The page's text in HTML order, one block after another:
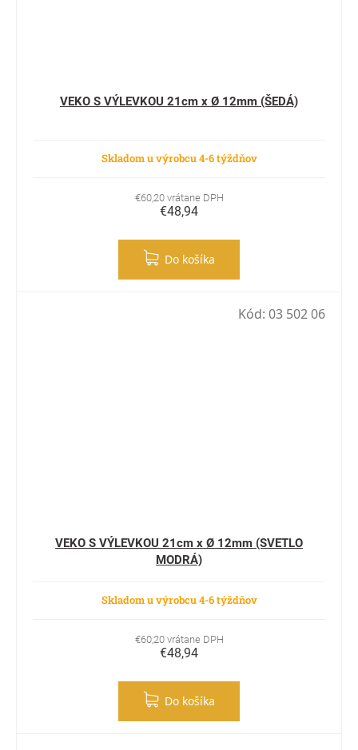
VEKO S VÝLEVKOU 21cm x Ø 12mm (ŠEDÁ)
Skladom u výrobcu 4-6 týždňov
€60,20 vrátane DPH
€48,94
Do košíka
VEKO S VÝLEVKOU 21cm x Ø 12mm (SVETLO
MODRÁ)
Skladom u výrobcu 4-6 týždňov
€60,20 vrátane DPH
€48,94
Do košíka
Kód: 03 502 06